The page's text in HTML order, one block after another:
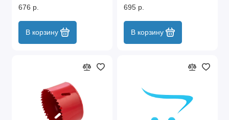
676 р.
В корзину
695 р.
В корзину